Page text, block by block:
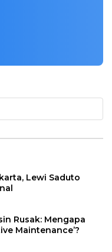
Lewi Saduto
Rusak: Mengapa
Maintenance’?